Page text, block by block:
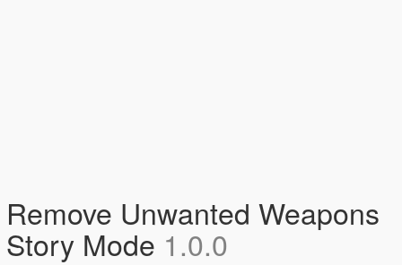
Remove Unwanted Weapons
Story Mode 1.0.0